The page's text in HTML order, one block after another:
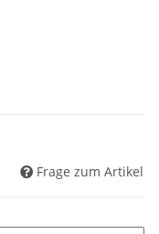
Frage zum Artikel